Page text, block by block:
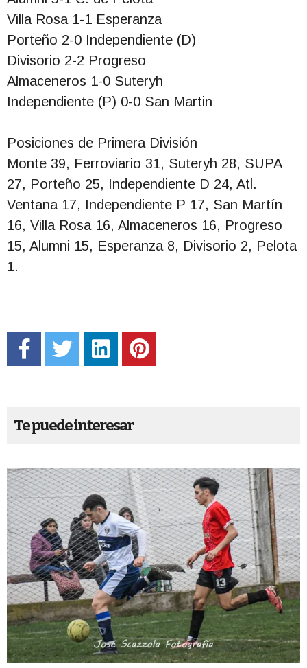
Villa Rosa 1-1 Esperanza
Porteño 2-0 Independiente (D)
Divisorio 2-2 Progreso
Almaceneros 1-0 Suteryh
Independiente (P) 0-0 San Martin
Posiciones de Primera División
Monte 39, Ferroviario 31, Suteryh 28, SUPA
27, Porteño 25, Independiente D 24, Atl.
Ventana 17, Independiente P 17, San Martín
16, Villa Rosa 16, Almaceneros 16, Progreso
15, Alumni 15, Esperanza 8, Divisorio 2, Pelota
1.
Te puede interesar